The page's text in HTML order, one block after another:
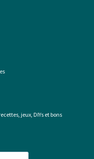
jeux, DIYs et bons